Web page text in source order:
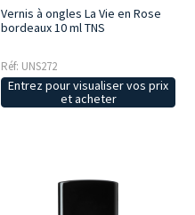
Vernis à ongles La Vie en Rose
bordeaux 10 ml TNS
Réf: UNS272
Entrez pour visualiser vos prix
et acheter